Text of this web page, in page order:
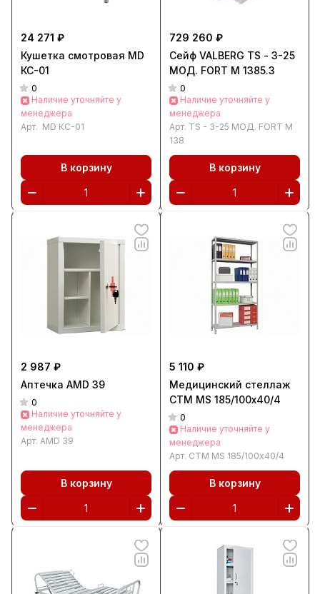
24 271 ₽
Кушетка смотровая MD
КС-01
0
Наличие уточняйте у
менеджера
Арт. MD КС-01
В корзину
729 260 ₽
Сейф VALBERG TS - 3-25
МОД. FORT M 1385.3
0
Наличие уточняйте у
менеджера
Арт. TS - 3-25 МОД. FORT M
138
В корзину
2 987 ₽
Аптечка AMD 39
0
Наличие уточняйте у
менеджера
Арт. AMD 39
В корзину
5 110 ₽
Медицинский стеллаж
СТМ MS 185/100х40/4
0
Наличие уточняйте у
менеджера
Арт. СТМ MS 185/100х40/4
В корзину